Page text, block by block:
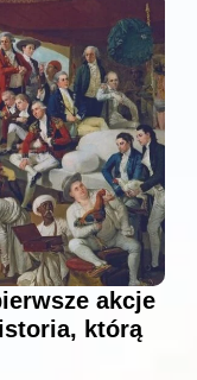
akcje
którą